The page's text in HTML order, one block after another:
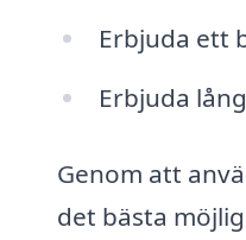
Erbjuda ett
Erbjuda
Genom att
det bästa